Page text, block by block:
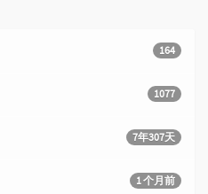
164
1077
7年307天
1 个月前